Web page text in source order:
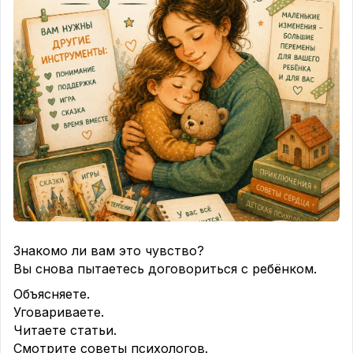
Знакомо ли вам это чувство?
Вы снова пытаетесь договориться с ребёнком.
Объясняете.
Уговариваете.
Читаете статьи.
Смотрите советы психологов.